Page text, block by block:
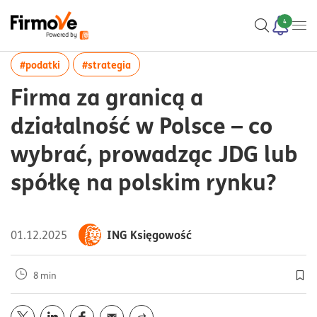
4
#podatki więcej artykułów z tagiem:#podatki
#strategiawięcej artykułów z tagiem:#strategia
Firma za granicą a
działalność w Polsce – co
wybrać, prowadząc JDG lub
spółkę na polskim rynku?
01.12.2025 ING Księgowość
Opublikuj artykuł na portalutwitter
Opublikuj artykuł na portalu
Opublikuj artykuł na portalu
Wyślij przez
8 min